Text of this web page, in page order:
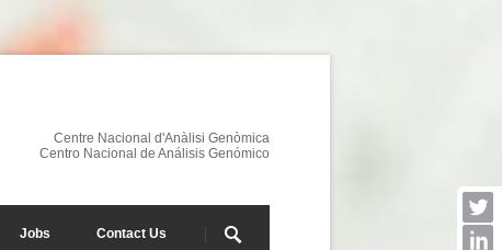
Centre Nacional d'Anàlisi Genòmica
Centro Nacional de Análisis Genómico
Jobs Contact Us